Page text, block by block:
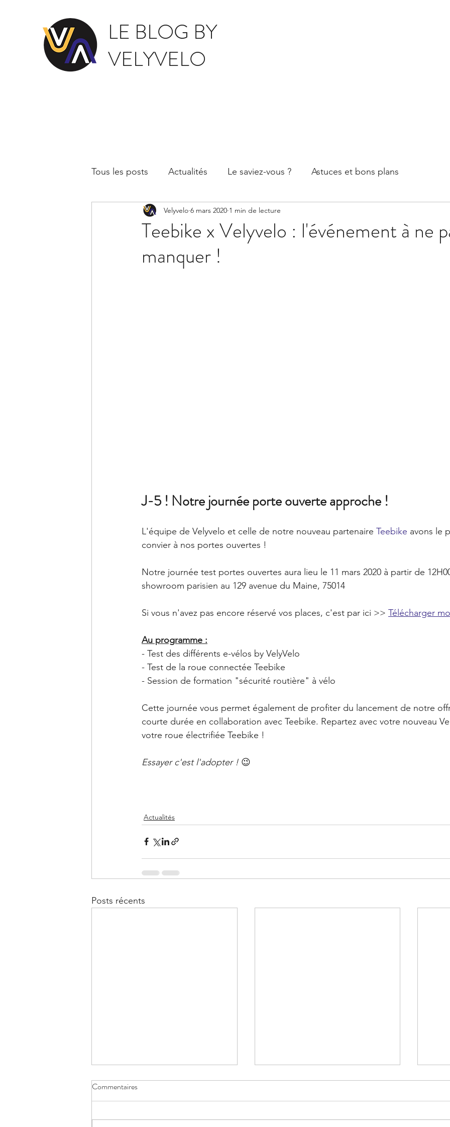
LE BLOG BY
VELYVELO
Tous les posts Actualités Le saviez-vous ? Astuces et bons plans
Teebike x Velyvelo : l'événement à ne
manquer !
Velyvelo 6 mars 2020 1 min de lecture
J-5 ! Notre journée porte ouverte approche !
L'équipe de Velyvelo et celle de notre nouveau partenaire Teebike avons le
convier à nos portes ouvertes !
Notre journée test portes ouvertes aura lieu le 11 mars 2020 à partir de
showroom parisien au 129 avenue du Maine, 75014
Si vous n'avez pas encore réservé vos places, c'est par ici >> Télécharger
Au programme :
- Test des différents e-vélos by VelyVelo
- Test de la roue connectée Teebike
- Session de formation "sécurité routière" à vélo
Cette journée vous permet également de profiter du lancement de notre
courte durée en collaboration avec Teebike. Repartez avec votre nouveau
votre roue électrifiée Teebike !
Essayer c'est l'adopter ! 😉
Actualités
Posts récents
Commentaires